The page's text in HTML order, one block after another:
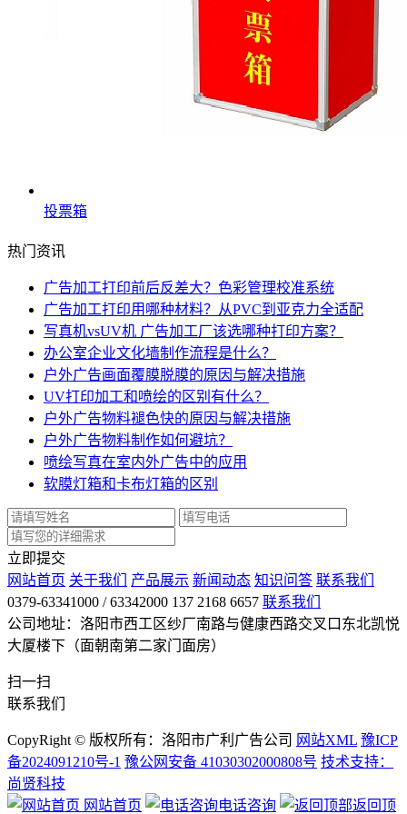
投票箱
热门资讯
广告加工打印前后反差大？色彩管理校准系统
广告加工打印用哪种材料？从PVC到亚克力全适配
写真机vsUV机 广告加工厂该选哪种打印方案？
办公室企业文化墙制作流程是什么？
户外广告画面覆膜脱膜的原因与解决措施
UV打印加工和喷绘的区别有什么？
户外广告物料褪色快的原因与解决措施
户外广告物料制作如何避坑？
喷绘写真在室内外广告中的应用
软膜灯箱和卡布灯箱的区别
立即提交
网站首页 关于我们 产品展示 新闻动态 知识问答 联系我们
0379-63341000 / 63342000 137 2168 6657 联系我们
公司地址：洛阳市西工区纱厂南路与健康西路交叉口东北凯悦
大厦楼下（面朝南第二家门面房）
扫一扫
联系我们
CopyRight © 版权所有：洛阳市广利广告公司 网站XML 豫ICP
备2024091210号-1 豫公网安备 41030302000808号 技术支持：
尚贤科技
网站首页
电话咨询 返回顶